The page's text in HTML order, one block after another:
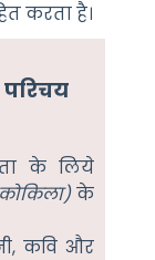
करता है।
परिचय
के लिये
के
कवि और